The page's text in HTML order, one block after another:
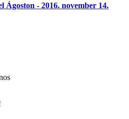
Ágoston - 2016. november 14.